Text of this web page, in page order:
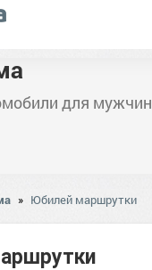
для мужчин
» Юбилей маршрутки